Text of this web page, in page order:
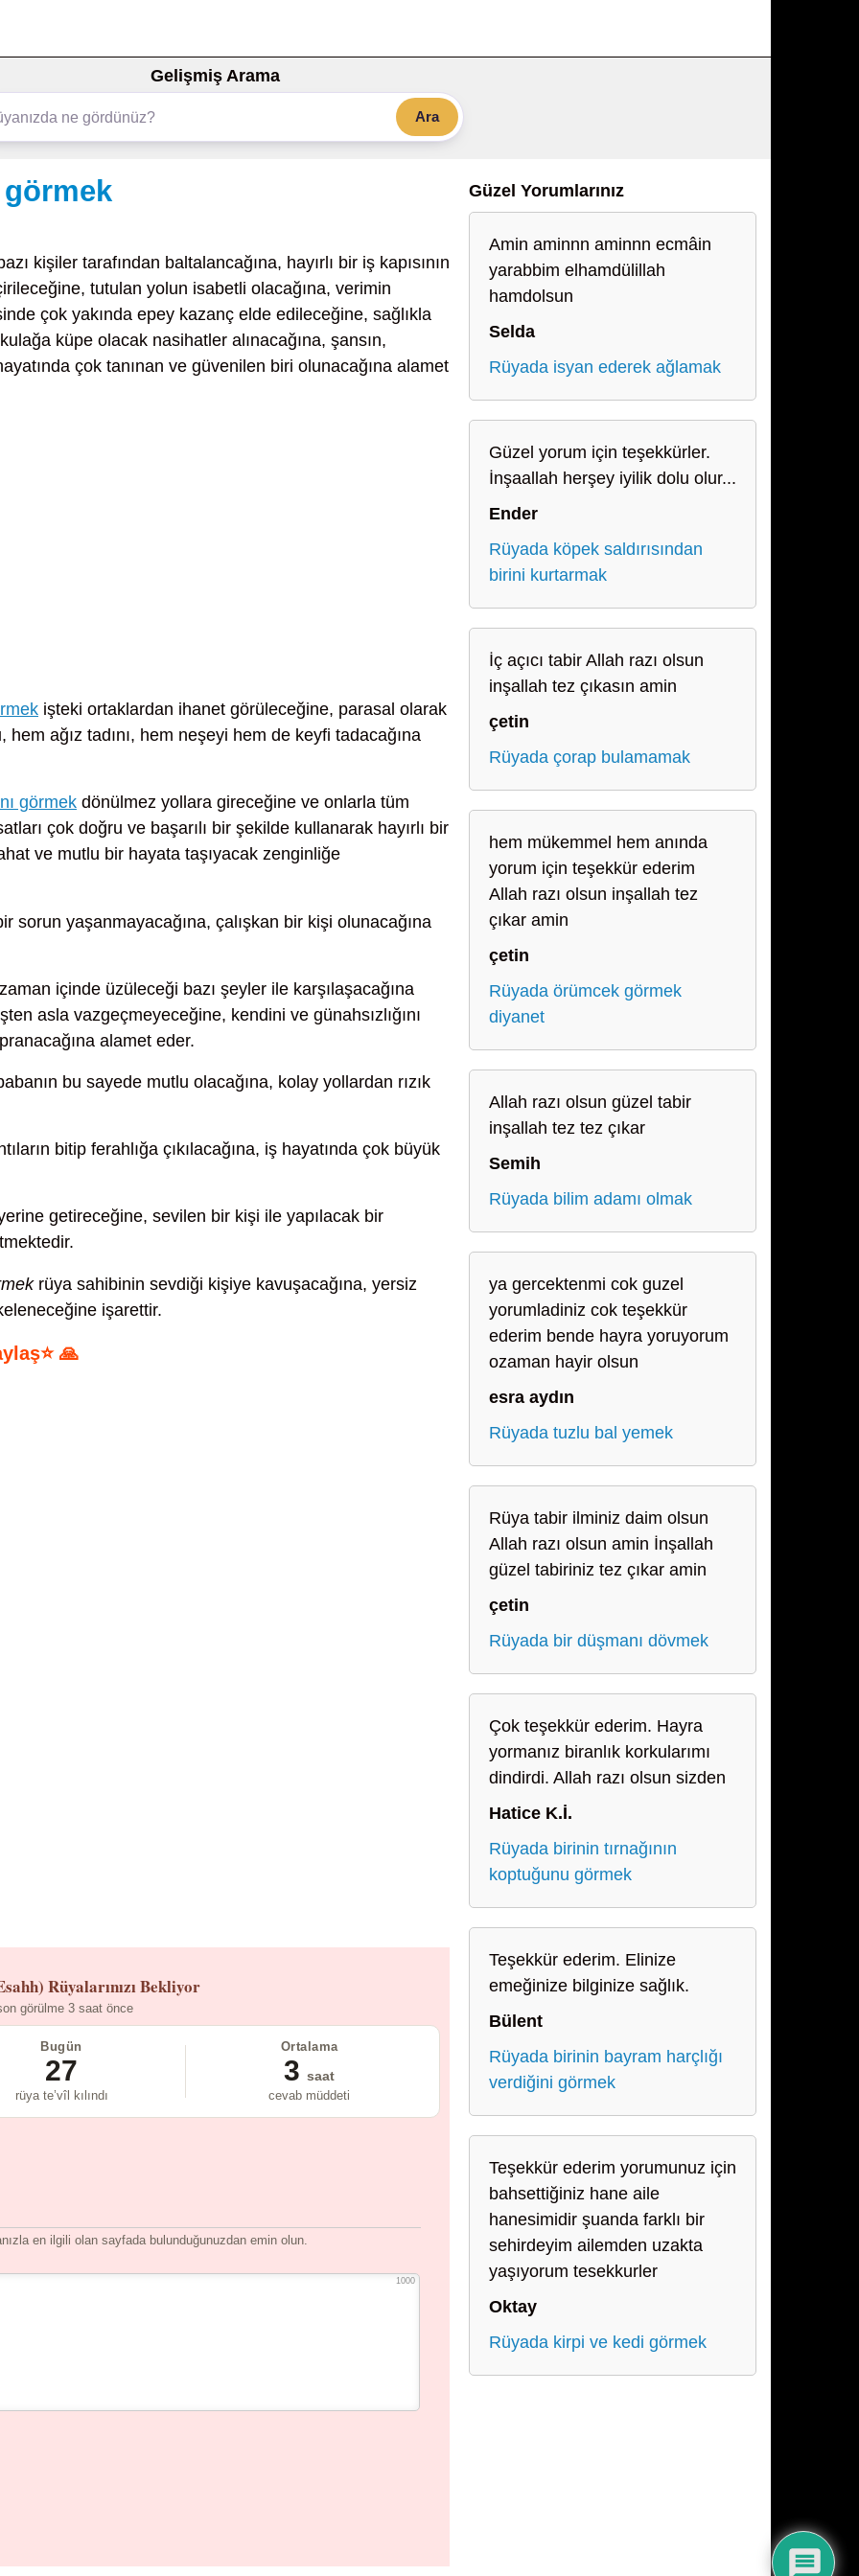
Gelişmiş Arama
Ara
görmek
kişiler tarafından baltalancağına, hayırlı bir iş kapısının
tutulan yolun isabetli olacağına, verimin
çok yakında epey kazanç elde edileceğine, sağlıkla
küpe olacak nasihatler alınacağına, şansın,
çok tanınan ve güvenilen biri olunacağına alamet
işteki ortaklardan ihanet görüleceğine, parasal olarak
hem ağız tadını, hem neşeyi hem de keyfi tadacağına
görmek dönülmez yollara gireceğine ve onlarla tüm
çok doğru ve başarılı bir şekilde kullanarak hayırlı bir
ve mutlu bir hayata taşıyacak zenginliğe
sorun yaşanmayacağına, çalışkan bir kişi olunacağına
zaman içinde üzüleceği bazı şeyler ile karşılaşacağına
asla vazgeçmeyeceğine, kendini ve günahsızlığını
alamet eder.
bu sayede mutlu olacağına, kolay yollardan rızık
bitip ferahlığa çıkılacağına, iş hayatında çok büyük
getireceğine, sevilen bir kişi ile yapılacak bir
rüya sahibinin sevdiği kişiye kavuşacağına, yersiz
işarettir.
🙏
Rüyalarınızı Bekliyor
görülme 3 saat önce
Bugün
27
rüya te’vîl kılındı
Ortalama
3 saat
cevab müddeti
en ilgili olan sayfada bulunduğunuzdan emin olun.
1000
Güzel Yorumlarınız
Amin aminnn aminnn ecmâin
yarabbim elhamdülillah
hamdolsun
Selda
Rüyada isyan ederek ağlamak
Güzel yorum için teşekkürler.
İnşaallah herşey iyilik dolu olur...
Ender
Rüyada köpek saldırısından
birini kurtarmak
İç açıcı tabir Allah razı olsun
inşallah tez çıkasın amin
çetin
Rüyada çorap bulamamak
hem mükemmel hem anında
yorum için teşekkür ederim
Allah razı olsun inşallah tez
çıkar amin
çetin
Rüyada örümcek görmek
diyanet
Allah razı olsun güzel tabir
inşallah tez tez çıkar
Semih
Rüyada bilim adamı olmak
ya gercektenmi cok guzel
yorumladiniz cok teşekkür
ederim bende hayra yoruyorum
ozaman hayir olsun
esra aydın
Rüyada tuzlu bal yemek
Rüya tabir ilminiz daim olsun
Allah razı olsun amin İnşallah
güzel tabiriniz tez çıkar amin
çetin
Rüyada bir düşmanı dövmek
Çok teşekkür ederim. Hayra
yormanız biranlık korkularımı
dindirdi. Allah razı olsun sizden
Hatice K.İ.
Rüyada birinin tırnağının
koptuğunu görmek
Teşekkür ederim. Elinize
emeğinize bilginize sağlık.
Bülent
Rüyada birinin bayram harçlığı
verdiğini görmek
Teşekkür ederim yorumunuz için
bahsettiğiniz hane aile
hanesimidir şuanda farklı bir
sehirdeyim ailemden uzakta
yaşıyorum tesekkurler
Oktay
Rüyada kirpi ve kedi görmek